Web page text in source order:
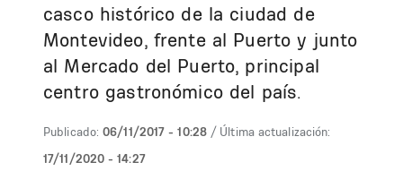
casco histórico de la ciudad de
Montevideo, frente al Puerto y junto
al Mercado del Puerto, principal
centro gastronómico del país.
Publicado: 06/11/2017 - 10:28 / Última actualización:
17/11/2020 - 14:27